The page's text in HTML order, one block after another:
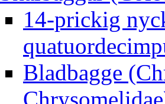
14-prickig
Bladbagge